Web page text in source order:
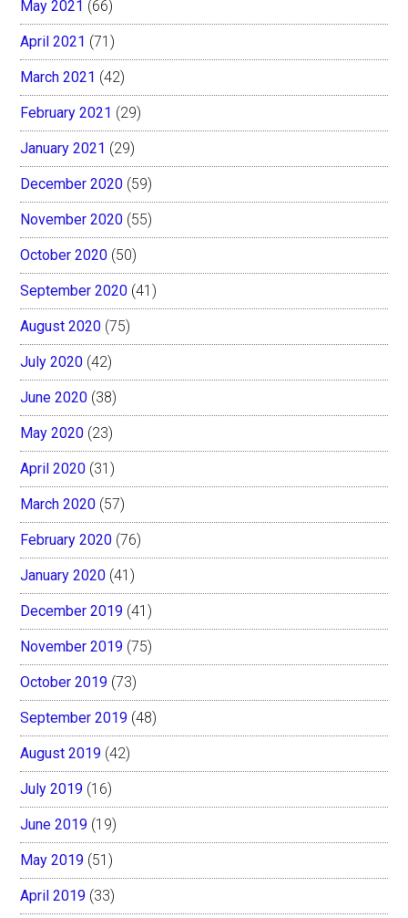
May 2021 (66)
April 2021 (71)
March 2021 (42)
February 2021 (29)
January 2021 (29)
December 2020 (59)
November 2020 (55)
October 2020 (50)
September 2020 (41)
August 2020 (75)
July 2020 (42)
June 2020 (38)
May 2020 (23)
April 2020 (31)
March 2020 (57)
February 2020 (76)
January 2020 (41)
December 2019 (41)
November 2019 (75)
October 2019 (73)
September 2019 (48)
August 2019 (42)
July 2019 (16)
June 2019 (19)
May 2019 (51)
April 2019 (33)